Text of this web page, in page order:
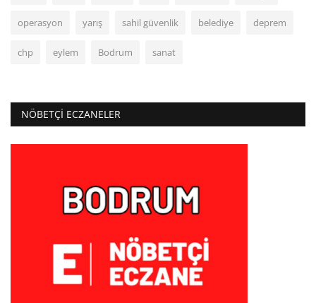
operasyon yarış sahil güvenlik belediye deprem
chp eylem Bodrum sanat
NÖBETÇI ECZANELER